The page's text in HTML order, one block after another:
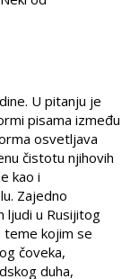
U pitanju je
pisama između
osvetljava
čistotu njihovih
kao i
Zajedno
ljudi u Rusijitog
teme kojim se
čoveka,
duha,